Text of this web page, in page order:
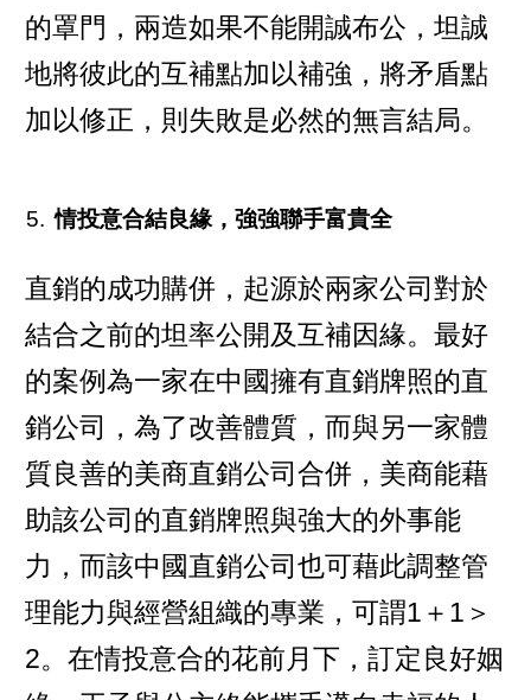
的罩門，兩造如果不能開誠布公，坦誠
地將彼此的互補點加以補強，將矛盾點
加以修正，則失敗是必然的無言結局。
情投意合結良緣，強強聯手富貴全
直銷的成功購併，起源於兩家公司對於
結合之前的坦率公開及互補因緣。最好
的案例為一家在中國擁有直銷牌照的直
銷公司，為了改善體質，而與另一家體
質良善的美商直銷公司合併，美商能藉
助該公司的直銷牌照與強大的外事能
力，而該中國直銷公司也可藉此調整管
理能力與經營組織的專業，可謂1＋1＞
2。在情投意合的花前月下，訂定良好姻